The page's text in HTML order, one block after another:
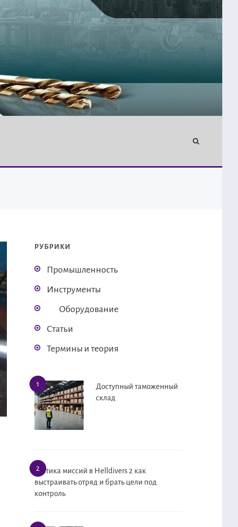
РУБРИКИ
Промышленность
Инструменты
Оборудование
Статьи
Термины и теория
Доступный таможенный
склад
Тактика миссий в Helldivers 2 как
выстраивать отряд и брать цели под
контроль